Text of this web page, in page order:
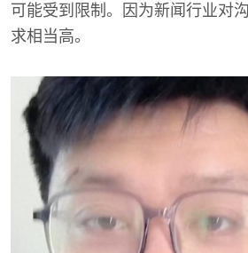
可能受到限制。因为新闻行业对
求相当高。